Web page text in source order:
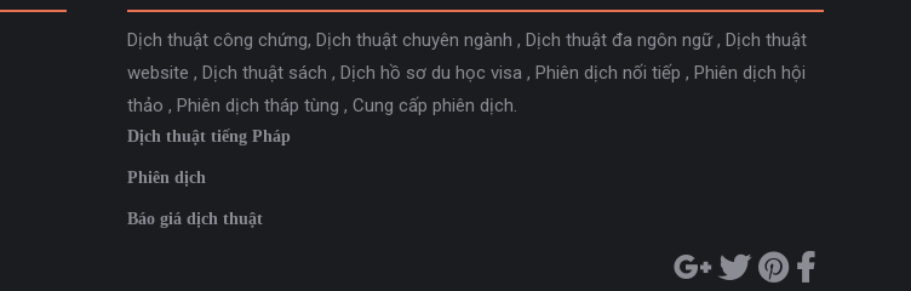
Dịch thuật công chứng, Dịch thuật chuyên ngành , Dịch thuật đa ngôn ngữ, Dịch thuật
website , Dịch thuật sách , Dịch hồ sơ du học visa , Phiên dịch nối tiếp , Phiên dịch hội
thảo , Phiên dịch tháp tùng , Cung cấp phiên dịch.
Dịch thuật tiếng Pháp
Phiên dịch
Báo giá dịch thuật